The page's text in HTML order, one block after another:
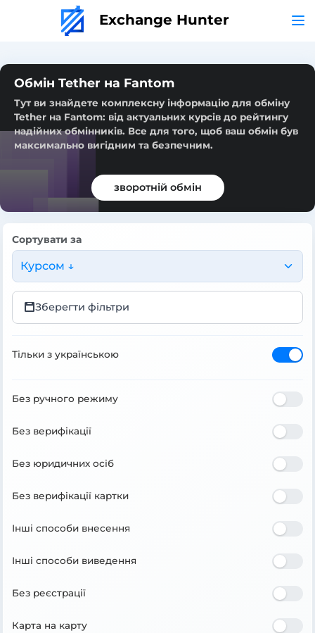
Exchange Hunter
Обмін Tether на Fantom
Тут ви знайдете комплексну інформацію для обміну
Tether на Fantom: від актуальних курсів до рейтингу
надійних обмінників. Все для того, щоб ваш обмін був
максимально вигідним та безпечним.
зворотній обмін
Сортувати за
Курсом ↓
Зберегти фільтри
Тільки з українською
Без ручного режиму
Без верифікації
Без юридичних осіб
Без верифікації картки
Інші способи внесення
Інші способи виведення
Без реєстрації
Карта на карту